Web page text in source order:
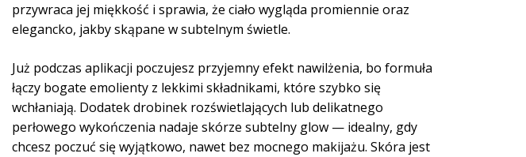
przywraca jej miękkość i sprawia, że ciało wygląda promiennie oraz
elegancko, jakby skąpane w subtelnym świetle.
Już podczas aplikacji poczujesz przyjemny efekt nawilżenia, bo formuła
łączy bogate emolienty z lekkimi składnikami, które szybko się
wchłaniają. Dodatek drobinek rozświetlających lub delikatnego
perłowego wykończenia nadaje skórze subtelny glow — idealny, gdy
chcesz poczuć się wyjątkowo, nawet bez mocnego makijażu. Skóra jest